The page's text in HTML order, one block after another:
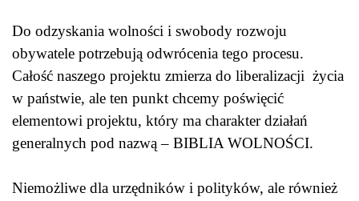
Do odzyskania wolności i swobody rozwoju
obywatele potrzebują odwrócenia tego procesu.
Całość naszego projektu zmierza do liberalizacji życia
w państwie, ale ten punkt chcemy poświęcić
elementowi projektu, który ma charakter działań
generalnych pod nazwą – BIBLIA WOLNOŚCI.
Niemożliwe dla urzędników i polityków, ale również